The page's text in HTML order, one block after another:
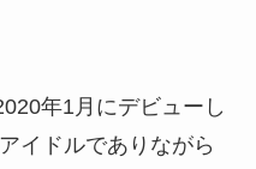
年1月にデビューし
イドルでありながら